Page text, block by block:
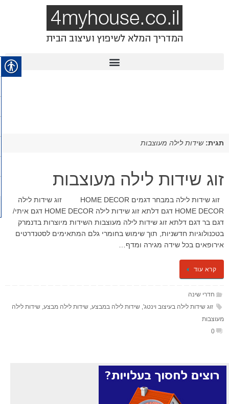
תגית:שידות לילה מעוצבות
זוג שידות לילה מעוצבות
זוג שידות לילה במבחר דגמים HOME DECOR זוג שידות לילה
HOME DECOR דגם דלתא זוג שידות לילה HOME DECOR דגם איתי/
דגם בר דגם דלתא זוג שידות לילה מעוצבות השידות מיוצרות בדנמרק
בטכנולוגיות חדשניות, תוך שימוש בחומרי גלם המתאימים לסטנדרטים
אירופאים בכל שידה מגירה ומדף…
קרא עוד
חדרי שינה
זוג שידות לילה בעיצוב וינטג', שידות לילה במבצע, שידות לילה מבצע, שידות לילה
מעוצבות
0